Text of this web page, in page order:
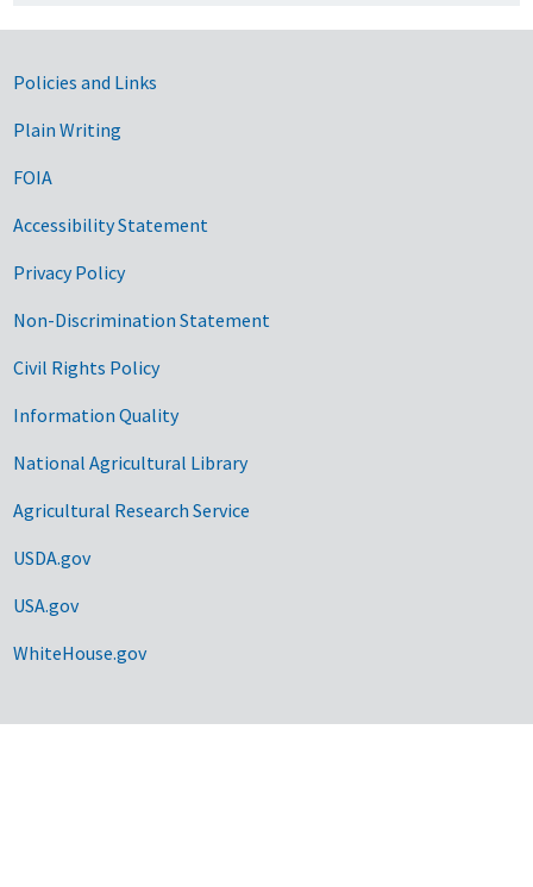
Government Links
Policies and Links
Plain Writing
FOIA
Accessibility Statement
Privacy Policy
Non-Discrimination Statement
Civil Rights Policy
Information Quality
National Agricultural Library
Agricultural Research Service
USDA.gov
USA.gov
WhiteHouse.gov